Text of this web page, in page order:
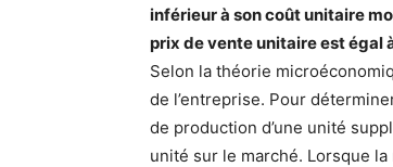
inférieur à son coût unitaire
prix de vente unitaire est égal
Selon la théorie
de l’entreprise. Pour
de production d’une unité
unité sur le marché. Lorsque